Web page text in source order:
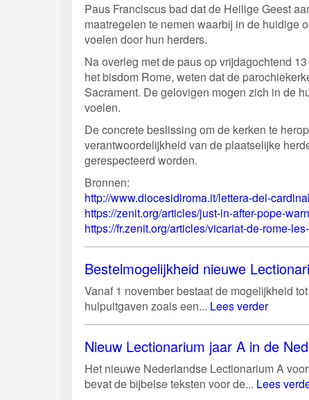
Paus Franciscus bad dat de Heilige Geest
maatregelen te nemen waarbij in de huidige
voelen door hun herders.
Na overleg met de paus op vrijdagochtend
het bisdom Rome, weten dat de
Sacrament. De gelovigen mogen zich in de
voelen.
De concrete beslissing om de kerken te
verantwoordelijkheid van de plaatselijke
gerespecteerd worden.
Bronnen:
http://www.diocesidiroma.it/lettera-del-
https://zenit.org/articles/just-in-after-pope-
https://fr.zenit.org/articles/vicariat-de-rome-
Bestelmogelijkheid nieuwe
Vanaf 1 november bestaat de mogelijkheid
hulpuitgaven zoals een... Lees verder
Nieuw Lectionarium jaar A in de
Het nieuwe Nederlandse Lectionarium A
bevat de bijbelse teksten voor de... Lees